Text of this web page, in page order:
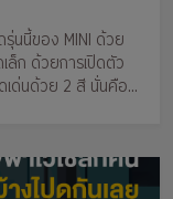
รุ่นนี้ของ MINI ด้วย
ล็ก ด้วยการเปิดตัว
เด่นด้วย 2 สี นั่นคือ